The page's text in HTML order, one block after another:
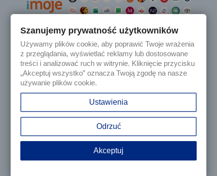
Produkty 
Nasza firma 
© 2025 - Sklep internetowy Tomczesci.pl. Wszelkie prawa
Szanujemy prywatność użytkowników
Używamy plików cookie, aby poprawić Twoje wrażenia
z przeglądania, wyświetlać reklamy lub dostosowane
treści i analizować ruch w witrynie. Kliknięcie przycisku
„Akceptuj wszystko” oznacza Twoją zgodę na nasze
używanie plików cookie.
Ustawienia
Odrzuć
Akceptuj